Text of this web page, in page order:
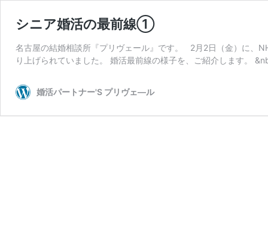
シニア婚活の最前線①
名古屋の結婚相談所『プリヴェール』です。 2月2日（金）に、
り上げられていました。 婚活最前線の様子を、ご紹介します。
婚活パートナー'S プリヴェ―ル